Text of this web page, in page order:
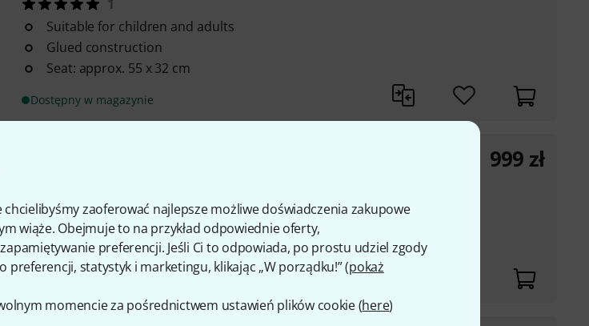
zaoferować najlepsze możliwe doświadczenia zakupowe
wiąże. Obejmuje to na przykład odpowiednie oferty,
preferencji. Jeśli Ci to odpowiada, po prostu udziel zgody
preferencji, statystyk i marketingu, klikając „W porządku!” (pokaż
momencie za pośrednictwem ustawień plików cookie (here)
1
Suitable for children and adults
Glued construction
Seat: approx. 55 x 32 cm
Dostępny w magazynie
Suitable for children and adults
Glued construction with increased stability due to
additional cross-strut
Seat: approx. 57 x 34 cm
999 zł